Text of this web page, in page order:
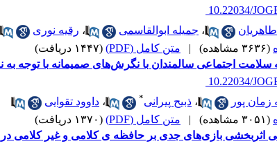
10.22034/
طاهریان
، جمیله ابوالقاسمی ، رقیه نوری
(۳۶۳۶ مشاهده) | متن کامل (PDF)
(۱۴۴۷ دریافت)
سلامت اجتماعی سالمندان با نگرش‌های صمیمانه با
10.22034/
زمان پور
، ذبیح پیرانی* ، داوود تقوایی
(۳۰۵۱ مشاهده) | متن کامل (PDF)
(۱۳۷۰ دریافت)
اثربخشی بازی‌های جدی بر حافظه ی کلامی و غیر کلامی در